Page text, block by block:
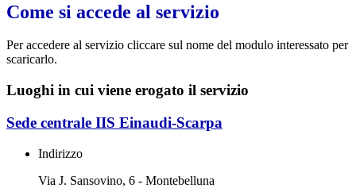
Come si accede al servizio
Per accedere al servizio cliccare sul nome del modulo interessato per
scaricarlo.
Luoghi in cui viene erogato il servizio
Sede centrale IIS Einaudi-Scarpa
Indirizzo
Via J. Sansovino, 6 - Montebelluna